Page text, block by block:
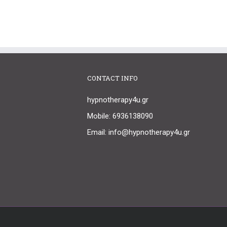
CONTACT INFO
hypnotherapy4u.gr
Mobile: 6936138090
Email: info@hypnotherapy4u.gr